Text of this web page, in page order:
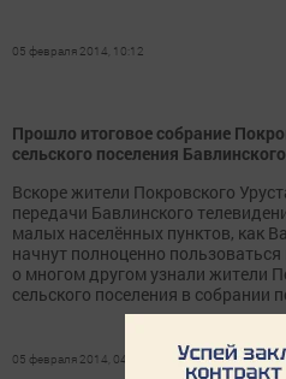
05 февраля 2014, 10:12
Прошло итоговое собрание
сельского поселения
Вскоре жители Покровского
передачи Бавлинского
малых населённых пунктов, как
начнут полноценно
о многом другом узнали жители
сельского поселения в собрании
05 февраля 2014, 04:42